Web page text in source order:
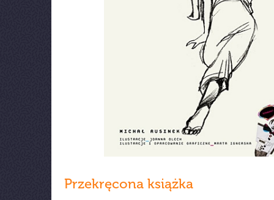
Przekręcona książka